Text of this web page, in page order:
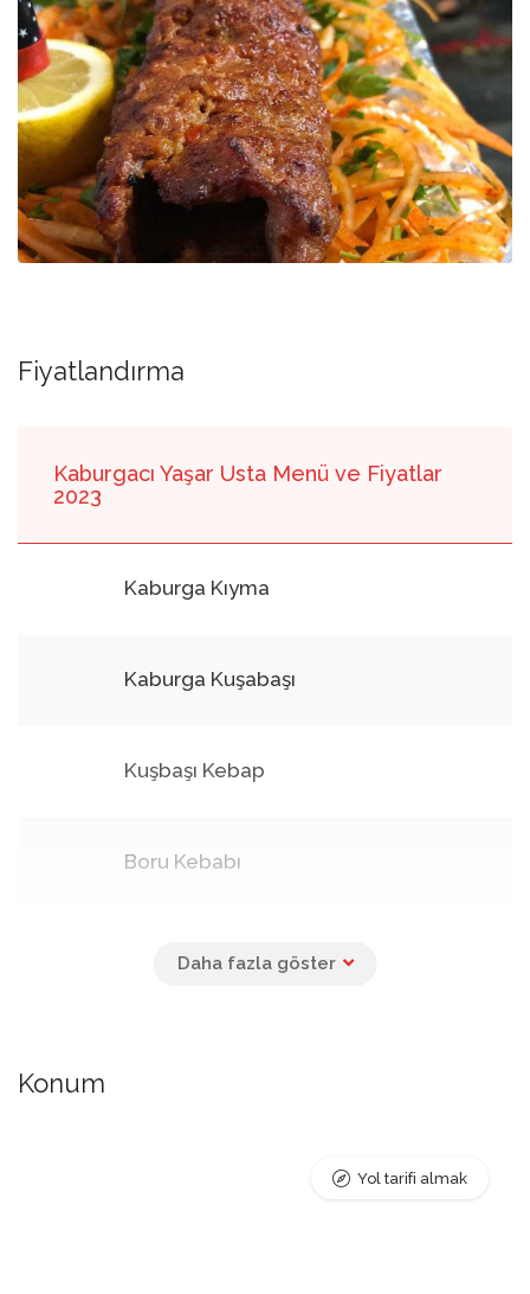
Fiyatlandırma
Kaburgacı Yaşar Usta Menü ve Fiyatlar
2023
Kaburga Kıyma
Kaburga Kuşabaşı
Kuşbaşı Kebap
Boru Kebabı
Ciğer Kebap
Konum
Yol tarifi almak